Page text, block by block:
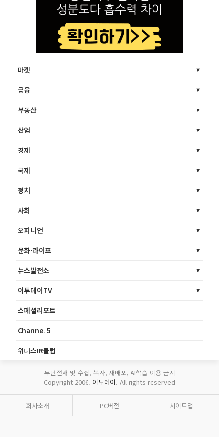
마켓
금융
부동산
산업
경제
국제
정치
사회
오피니언
문화·라이프
뉴스발전소
이투데이TV
스페셜리포트
Channel 5
위너스IR클럽
무단전재 및 수집, 복사, 재배포, AI학습 이용 금지
Copyright 2006. 이투데이. All rights reserved
회사소개 PC버전 사이트맵